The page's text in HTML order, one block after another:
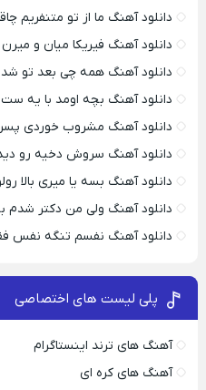
دانلود آهنگ ما از تو متنفریم
دانلود آهنگ فیریکا میان و
دانلود آهنگ همه چی بعد تو
دانلود آهنگ بچه اومد با یه ست
دانلود آهنگ مشروب خوردی
دانلود آهنگ سروش دخیه رو
دانلود آهنگ بسه یا میری بالا
دانلود آهنگ ولی من دکتر شدم
دانلود آهنگ نفسم تنگه نفس
پلی لیست های اختصاصی
آهنگ های ترند اینستاگرام
آهنگ های کره ای